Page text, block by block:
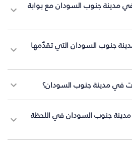
مدينة جنوب السودان مع بوابة
جنوب السودان التي تقدّمها
في مدينة جنوب السودان؟
جنوب السودان في اللحظة